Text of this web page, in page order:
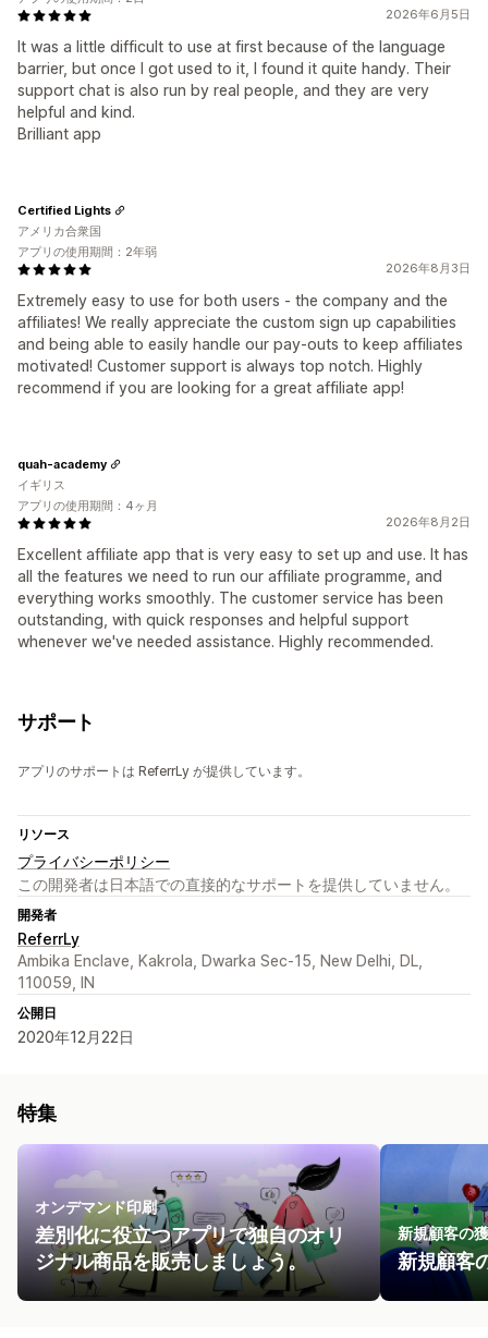
2026年6月5日
It was a little difficult to use at first because of the language
barrier, but once I got used to it, I found it quite handy. Their
support chat is also run by real people, and they are very
helpful and kind.
Brilliant app
2026年8月3日
Extremely easy to use for both users - the company and the
affiliates! We really appreciate the custom sign up capabilities
and being able to easily handle our pay-outs to keep affiliates
motivated! Customer support is always top notch. Highly
recommend if you are looking for a great affiliate app!
Certified Lights
アメリカ合衆国
アプリの使用期間：2年弱
2026年8月2日
Excellent affiliate app that is very easy to set up and use. It has
all the features we need to run our affiliate programme, and
everything works smoothly. The customer service has been
outstanding, with quick responses and helpful support
whenever we've needed assistance. Highly recommended.
quah-academy
イギリス
アプリの使用期間：4ヶ月
サポート
アプリのサポートは ReferrLy が提供しています。
リソース
プライバシーポリシー
この開発者は日本語での直接的なサポートを提供していません。
開発者
ReferrLy
Ambika Enclave, Kakrola, Dwarka Sec-15, New Delhi, DL,
110059, IN
公開日
2020年12月22日
特集
オンデマンド印刷
差別化に役立つアプリで独自のオリ
ジナル商品を販売しましょう。
新規顧客の
新規顧客